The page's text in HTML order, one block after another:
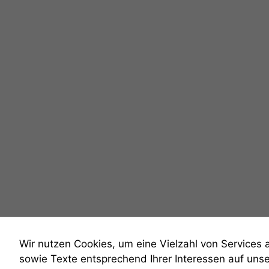
Wir nutzen Cookies, um eine Vielzahl von
sowie Texte entsprechend Ihrer Interessen auf